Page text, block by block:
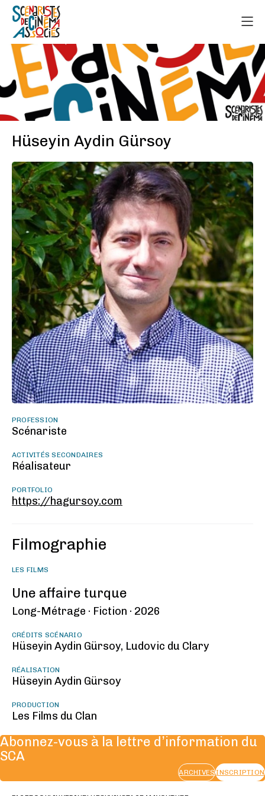
Hüseyin Aydin Gürsoy
PROFESSION
Scénariste
ACTIVITÉS SECONDAIRES
Réalisateur
PORTFOLIO
https://hagursoy.com
Filmographie
LES FILMS
Une affaire turque
Long-Métrage · Fiction · 2026
CRÉDITS SCÉNARIO
Hüseyin Aydin Gürsoy, Ludovic du Clary
RÉALISATION
Hüseyin Aydin Gürsoy
PRODUCTION
Les Films du Clan
Abonnez-vous à la lettre d’information du
SCA
ARCHIVESINSCRIPTION